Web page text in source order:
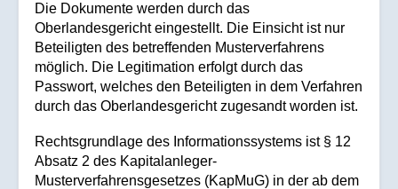
Die Dokumente werden durch das
Oberlandesgericht eingestellt. Die Einsicht ist nur
Beteiligten des betreffenden Musterverfahrens
möglich. Die Legitimation erfolgt durch das
Passwort, welches den Beteiligten in dem Verfahren
durch das Oberlandesgericht zugesandt worden ist.
Rechtsgrundlage des Informationssystems ist § 12
Absatz 2 des Kapitalanleger-
Musterverfahrensgesetzes (KapMuG) in der ab dem